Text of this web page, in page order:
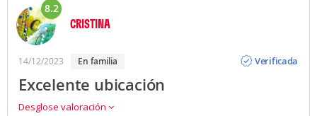
8.2
CRISTINA
14/12/2023 En familia
Verificada
Excelente ubicación
Desglose valoración